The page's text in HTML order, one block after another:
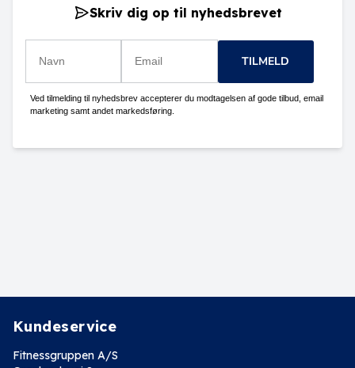
Skriv dig op til nyhedsbrevet
TILMELD
Ved tilmelding til nyhedsbrev accepterer du modtagelsen af gode tilbud, email
marketing samt andet markedsføring.
Kundeservice
Fitnessgruppen A/S